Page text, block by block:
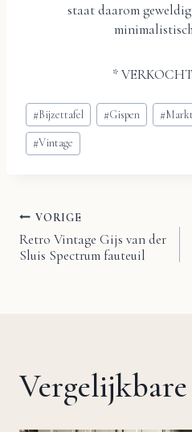
staat daarom
*
Bericht
tags:
#Bijzettafel #Gispen #
#Vintage
Bericht
VORIGE
Retro Vintage Gijs van der
Sluis Spectrum fauteuil